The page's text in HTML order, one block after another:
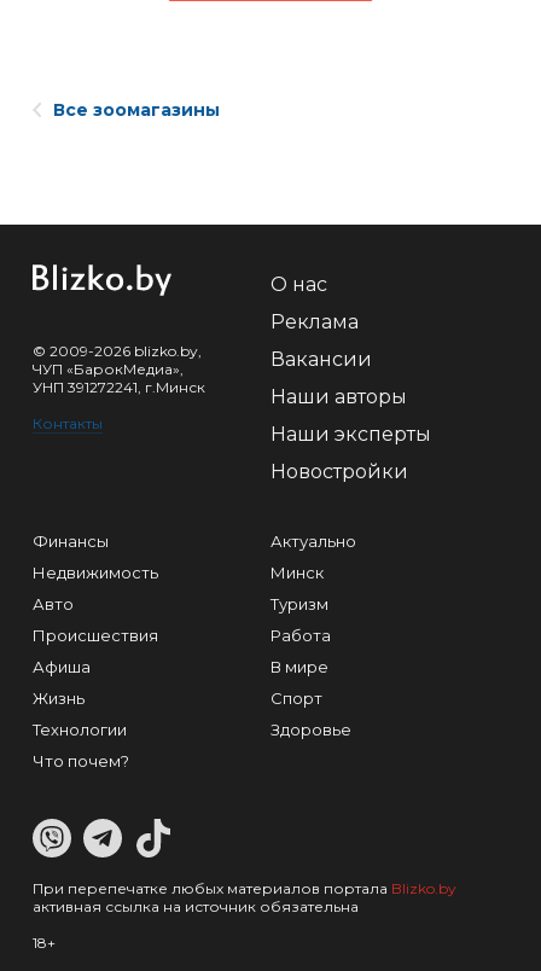
Все зоомагазины
© 2009-2026 blizko.by,
ЧУП «БарокМедиа»,
УНП 391272241, г.Минск
Контакты
О нас
Реклама
Вакансии
Наши авторы
Наши эксперты
Новостройки
Финансы
Недвижимость
Авто
Происшествия
Афиша
Жизнь
Технологии
Что почем?
Актуально
Минск
Туризм
Работа
В мире
Спорт
Здоровье
При перепечатке любых материалов портала Blizko.by
активная ссылка на источник обязательна
18+